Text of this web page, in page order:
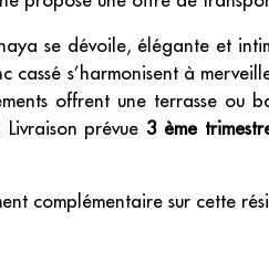
se dévoile, élégante et
cassé s’harmonisent à
offrent une terrasse ou
Livraison prévue 3 ème
complémentaire sur cette